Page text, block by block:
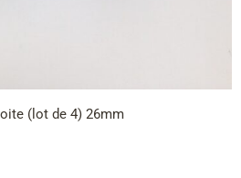
(lot de 4) 26mm